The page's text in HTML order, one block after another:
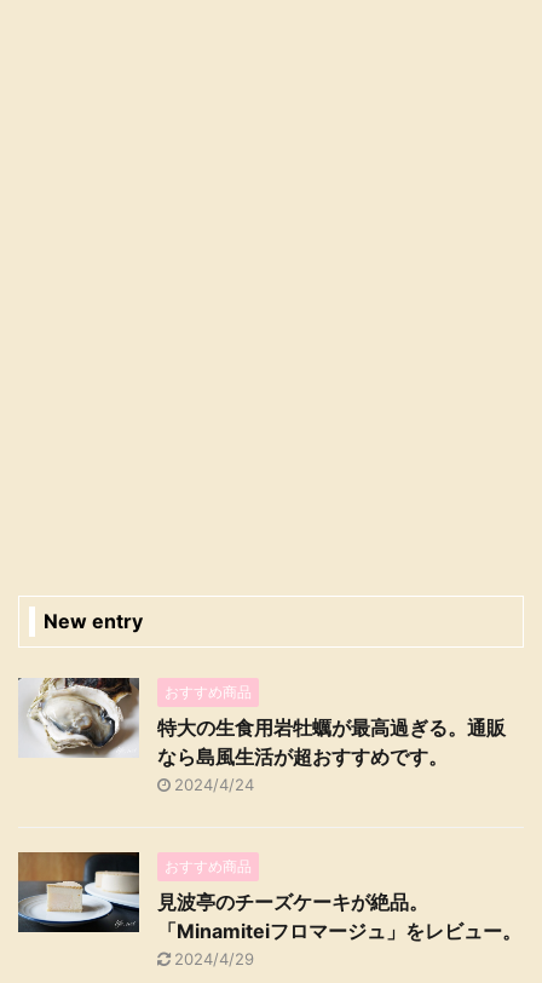
New entry
おすすめ商品
特大の生食用岩牡蠣が最高過ぎる。通販
なら島風生活が超おすすめです。
2024/4/24
おすすめ商品
見波亭のチーズケーキが絶品。
「Minamiteiフロマージュ」をレビュー。
2024/4/29